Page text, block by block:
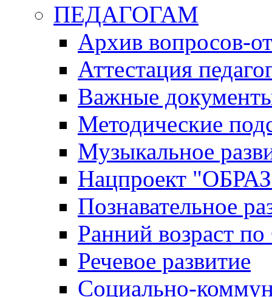
ПЕДАГОГАМ
Архив вопросов-
Аттестация
Важные
Методические
Музыкальное
Нацпроект
Познавательное
Ранний возраст
Речевое развитие
Социально-